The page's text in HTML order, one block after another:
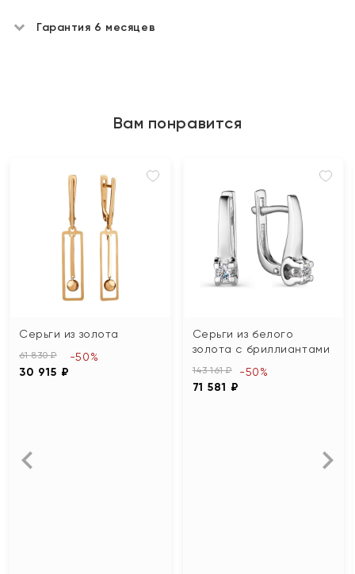
Гарантия 6 месяцев
Вам понравится
Серьги из золота
61 830 ₽
30 915 ₽
-50%
Серьги из белого
золота с бриллиантами
143 161 ₽
71 581 ₽
-50%